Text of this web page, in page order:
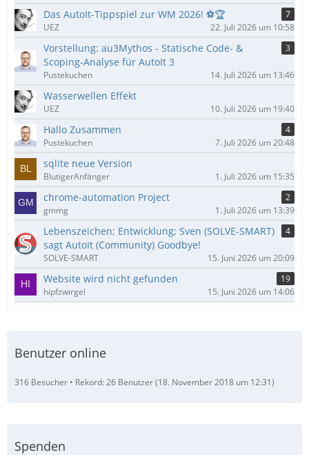
Das AutoIt-Tippspiel zur WM 2026! ⚽🏆
7
UEZ
22. Juli 2026 um 10:58
Vorstellung: au3Mythos - Statische Code- &
Scoping-Analyse für AutoIt 3
3
Pustekuchen 14. Juli 2026 um 13:46
Wasserwellen Effekt
UEZ 10. Juli 2026 um 19:40
Hallo Zusammen
4
Pustekuchen
7. Juli 2026 um 20:48
sqlite neue Version
BlutigerAnfänger 1. Juli 2026 um 15:35
chrome-automation Project
2
gmmg
1. Juli 2026 um 13:39
Lebenszeichen; Entwicklung; Sven (SOLVE-SMART)
sagt AutoIt (Community) Goodbye!
4
SOLVE-SMART 15. Juni 2026 um 20:09
Website wird nicht gefunden
19
hipfzwirgel
15. Juni 2026 um 14:06
Benutzer online
316 Besucher Rekord: 26 Benutzer (18. November 2018 um 12:31)
Spenden